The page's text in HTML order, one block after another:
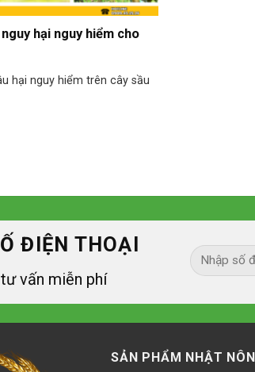
hại nguy hiểm cho
hại nguy hiểm trên cây sầu
ĐIỆN THOẠI
vấn miễn phí
SẢN PHẨM NHẬT